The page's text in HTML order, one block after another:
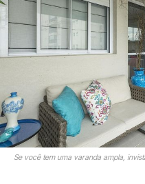
Se você tem uma varanda ampla,